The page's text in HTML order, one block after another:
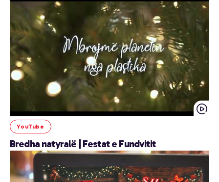
YouTube
Bredha natyralë | Festat e Fundvitit